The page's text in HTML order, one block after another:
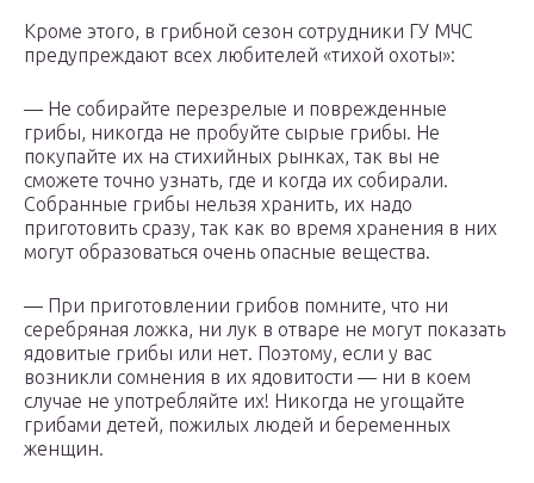
Кроме этого, в грибной сезон сотрудники ГУ МЧС
предупреждают всех любителей «тихой охоты»:
— Не собирайте перезрелые и поврежденные
грибы, никогда не пробуйте сырые грибы. Не
покупайте их на стихийных рынках, так вы не
сможете точно узнать, где и когда их собирали.
Собранные грибы нельзя хранить, их надо
приготовить сразу, так как во время хранения в них
могут образоваться очень опасные вещества.
— При приготовлении грибов помните, что ни
серебряная ложка, ни лук в отваре не могут показать
ядовитые грибы или нет. Поэтому, если у вас
возникли сомнения в их ядовитости — ни в коем
случае не употребляйте их! Никогда не угощайте
грибами детей, пожилых людей и беременных
женщин.